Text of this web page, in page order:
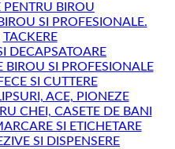
PENTRU BIROU
SI PROFESIONALE.
TACKERE
DECAPSATOARE
BIROU SI PROFESIONALE
SI CUTTERE
ACE, PIONEZE
CHEI, CASETE DE BANI
SI ETICHETARE
SI DISPENSERE